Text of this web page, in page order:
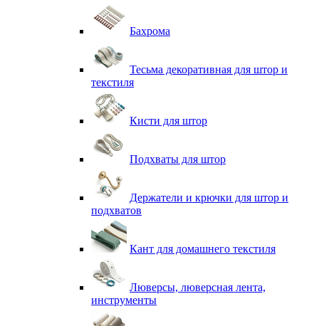
Бахрома
Тесьма декоративная для штор и
текстиля
Кисти для штор
Подхваты для штор
Держатели и крючки для штор и
подхватов
Кант для домашнего текстиля
Люверсы, люверсная лента,
инструменты